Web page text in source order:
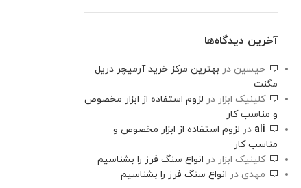
آخرین دیدگاه‌ها
حیسین در بهترین مرکز خرید آرمیچر دریل
مگنت
کلینیک ابزار در لزوم استفاده از ابزار مخصوص
و مناسب کار
ali در لزوم استفاده از ابزار مخصوص و
مناسب کار
کلینیک ابزار در انواع سنگ فرز را بشناسیم
مهدی در انواع سنگ فرز را بشناسیم